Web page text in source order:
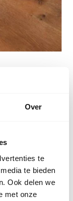
Over
te
te bieden
Ook delen we
met onze
een 9/10